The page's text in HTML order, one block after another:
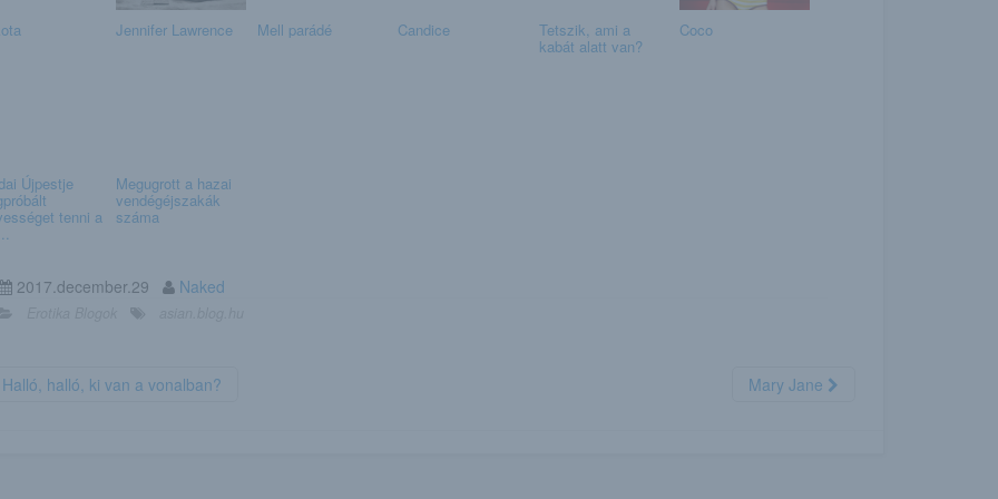
Jennifer Lawrence Mell parádé Candice Tetszik, ami a
kabát alatt van?
Coco
Újpestje
tenni a
Megugrott a hazai
vendégéjszakák
száma
2017.december.29 Naked
Halló, halló, ki van a vonalban? Mary Jane